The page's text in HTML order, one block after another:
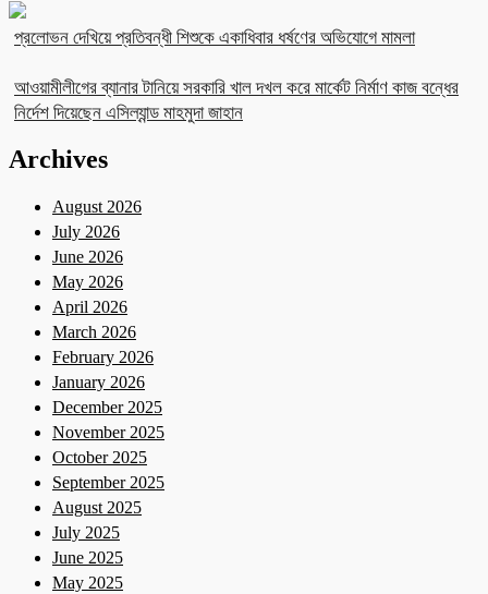
প্রলোভন দেখিয়ে প্রতিবন্ধী শিশুকে একাধিবার ধর্ষণের অভিযোগে মামলা
আওয়ামীলীগের ব্যানার টানিয়ে সরকারি খাল দখল করে মার্কেট নির্মাণ কাজ বন্ধের
নির্দেশ দিয়েছেন এসিল্যান্ড মাহমুদা জাহান
Archives
August 2026
July 2026
June 2026
May 2026
April 2026
March 2026
February 2026
January 2026
December 2025
November 2025
October 2025
September 2025
August 2025
July 2025
June 2025
May 2025